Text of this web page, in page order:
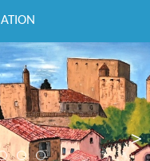
Next